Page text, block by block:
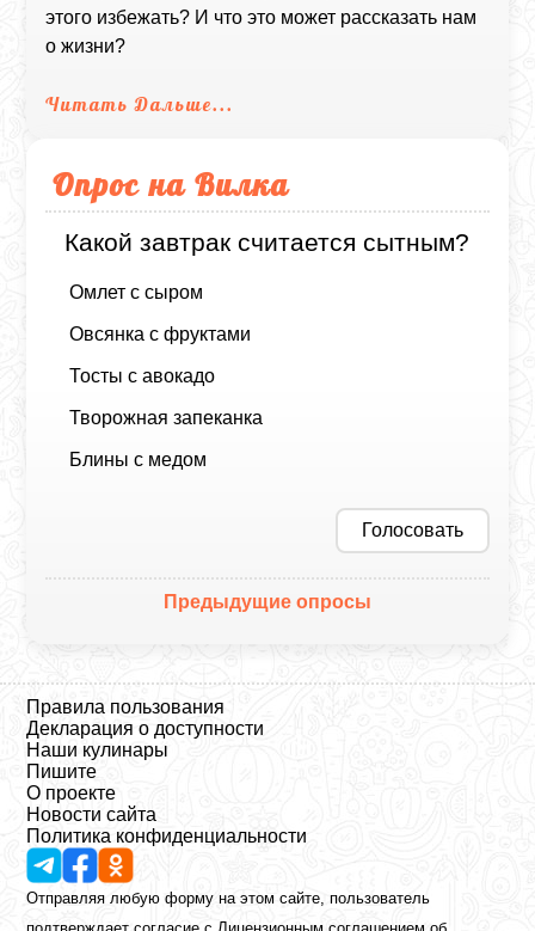
этого избежать? И что это может рассказать нам
о жизни?
Читать Дальше...
Опрос на Вилка
Какой завтрак считается сытным?
Омлет с сыром
Овсянка с фруктами
Тосты с авокадо
Творожная запеканка
Блины с медом
Голосовать
Предыдущие опросы
Правила пользования
Декларация о доступности
Наши кулинары
Пишите
О проекте
Новости сайта
Политика конфиденциальности
Отправляя любую форму на этом сайте, пользователь